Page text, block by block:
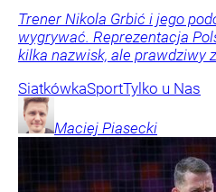
Trener Nikola Grbić i jego
wygrywać. Reprezentacja
kilka nazwisk, ale prawdziwy
SiatkówkaSportTylko u Nas
Maciej Piasecki